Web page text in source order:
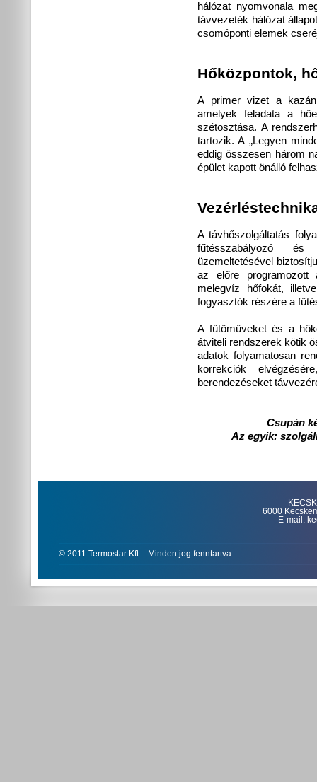
hálózat nyomvonala
távvezeték hálózat
csomóponti elemek
Hőközpontok,
A primer vizet a
amelyek feladata a
szétosztása. A
tartozik. A „Legyen
eddig összesen három
épület kapott önálló
A távhőszolgáltatás
fűtésszabályozó és
üzemeltetésével
az előre programozott
melegvíz hőfokát,
fogyasztók részére a
A fűtőműveket és a
átviteli rendszerek kötik
adatok folyamatosan
korrekciók
berendezéseket
Csupán
Az egyik:
6000
E-mail:
© 2011 Termostar Kft. - Minden jog fenntartva